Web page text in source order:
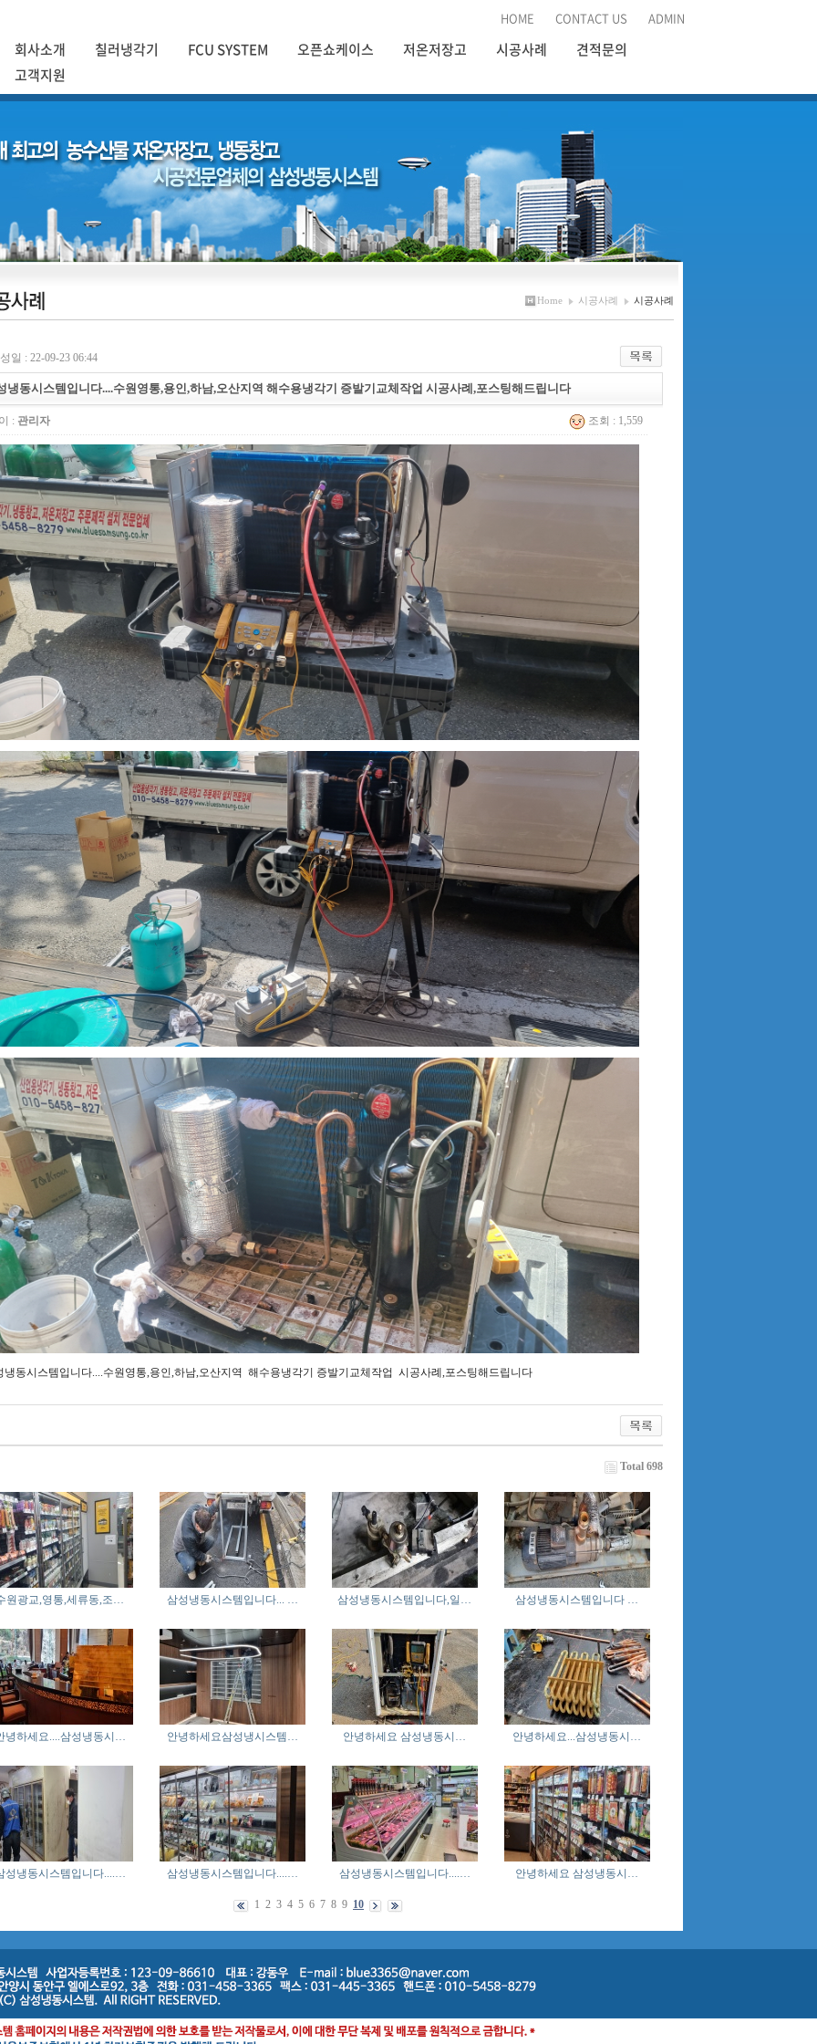
HOME CONTACT US ADMIN
회사소개 칠러냉각기 FCU SYSTEM 오픈쇼케이스 저온저장고 시공사례
견적문의
고객지원
Home 시공사례 시공사례
일 : 22-09-23 06:44
냉동시스템입니다....수원영통,용인,하남,오산지역 해수용냉각기 증발기교체작업 시공사례,포스팅해드립니다
: 관리자 조회 : 1,559
냉동시스템입니다....수원영통,용인,하남,오산지역 해수용냉각기 증발기교체작업 시공사례,포스팅해드립니다
Total 698
원광교,영통,세류동,조… 삼성냉동시스템입니다... … 삼성냉동시스템입니다,일… 삼성냉동시스템입니다 …
녕하세요....삼성냉동시… 안녕하세요삼성냉시스템… 안녕하세요 삼성냉동시… 안녕하세요...삼성냉동시…
성냉동시스템입니다....… 삼성냉동시스템입니다....… 삼성냉동시스템입니다....… 안녕하세요 삼성냉동시…
1 2 3 4 5 6 7 8 9 10